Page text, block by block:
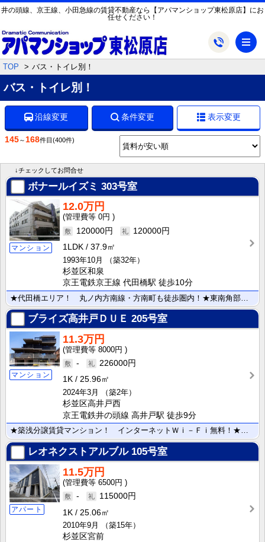
井の頭線、京王線、小田急線の賃貸不動産なら【アパマンショップ東松原店】にお
任せください！
TOP バス・トイレ別！
バス・トイレ別！
沿線変更 条件変更 表示変更
145～168件目 (400件)
↓チェックしてお問合せ
ボナールイズミ 303号室
マンション
12.0万円
0円
120000円
120000円
1LDK
37.9㎡
1993年10月
（築32年）
杉並区和泉
京王電鉄京王線 代田橋駅 徒歩10分
★代田橋エリア！ 丸ノ内方南線・方南町も徒歩圏内！★東南角部屋日当たり良好！ ２面採光で風通しの良い･･･
ブライズ高井戸ＤＵＥ 205号室
マンション
11.3万円
8000円
-
226000円
1K
25.96㎡
2024年3月
（築2年）
杉並区高井戸西
京王電鉄井の頭線 高井戸駅 徒歩9分
★築浅分譲賃貸マンション！ インターネットＷｉ－Ｆｉ無料！★安心のオートロック、モニターホン！ 24･･･
レオネクストアルブル105号室
アパート
11.5万円
6500円
-
115000円
1K
25.06㎡
2010年9月
（築15年）
杉並区宮前